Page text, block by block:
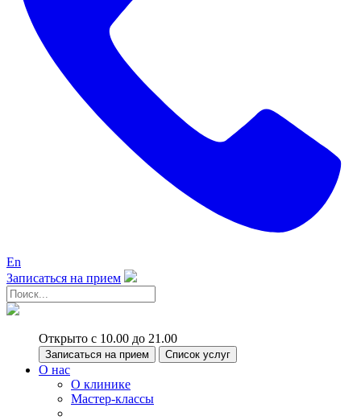
En
Записаться на прием
Открыто с 10.00 до 21.00
Записаться на прием Список услуг
О нас
О клинике
Мастер-классы